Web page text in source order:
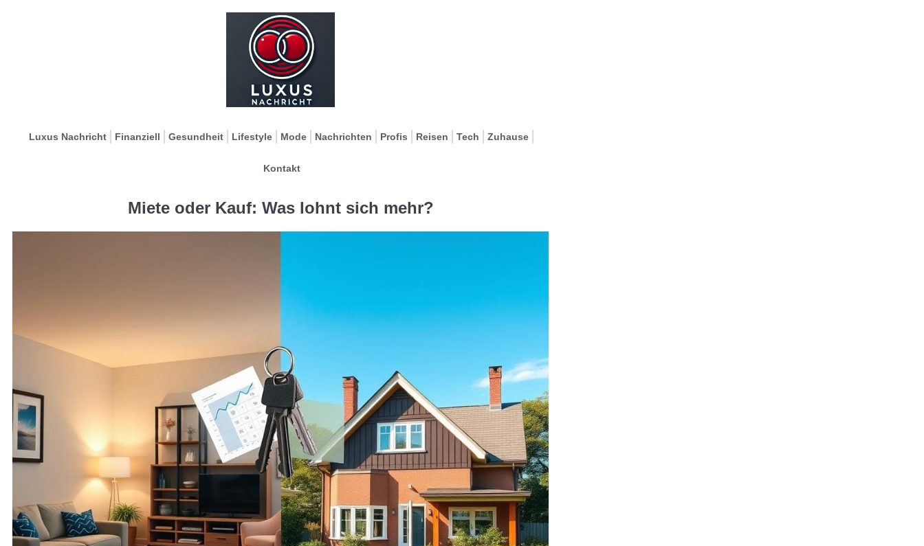
Luxus Nachricht Finanziell Gesundheit Lifestyle Mode Nachrichten Profis Reisen Tech Zuhause
Kontakt
Miete oder Kauf: Was lohnt sich mehr?